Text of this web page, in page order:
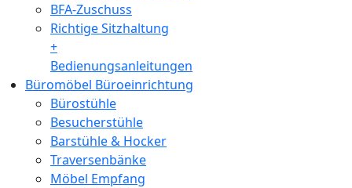
BFA-Zuschuss
Richtige Sitzhaltung
+
Bedienungsanleitungen
Büromöbel Büroeinrichtung
Bürostühle
Besucherstühle
Barstühle & Hocker
Traversenbänke
Möbel Empfang